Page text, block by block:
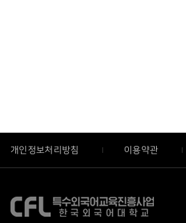
개인정보처리방침 이용약관